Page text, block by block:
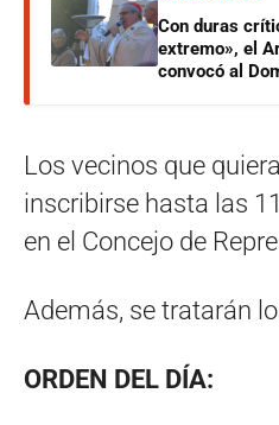
Con duras
extremo», el
convocó al
Los vecinos que
inscribirse hasta las
en el Concejo de
Además, se tratarán
ORDEN DEL DÍA: